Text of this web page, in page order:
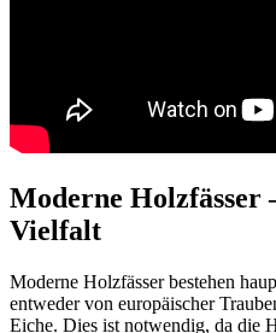
Moderne Holzfässer
Vielfalt
Moderne Holzfässer bestehen
entweder von europäischer
Eiche. Dies ist notwendig, da die